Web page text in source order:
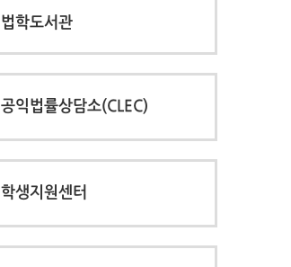
법학도서관
공익법률상담소(CLEC)
학생지원센터